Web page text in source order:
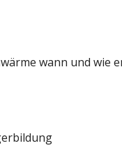
wann und